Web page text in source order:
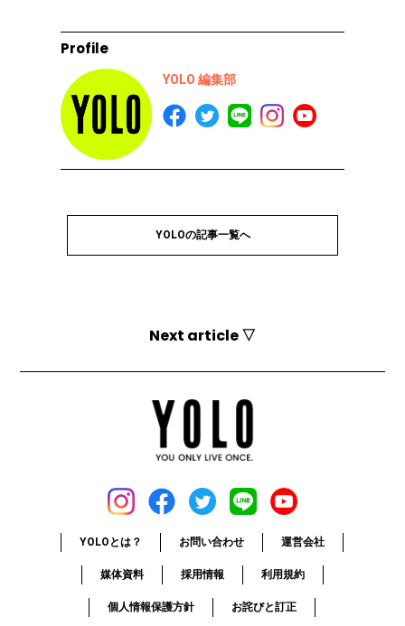
Profile
YOLO 編集部
YOLOの記事一覧へ
Next article ▽
YOLOとは？ お問い合わせ 運営会社
媒体資料 採用情報 利用規約
個人情報保護方針 お詫びと訂正